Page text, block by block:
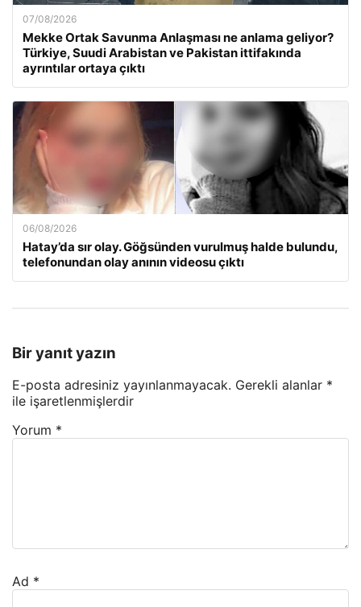
07/08/2026
Mekke Ortak Savunma Anlaşması ne anlama geliyor?
Türkiye, Suudi Arabistan ve Pakistan ittifakında
ayrıntılar ortaya çıktı
06/08/2026
Hatay’da sır olay. Göğsünden vurulmuş halde bulundu,
telefonundan olay anının videosu çıktı
Bir yanıt yazın
E-posta adresiniz yayınlanmayacak. Gerekli alanlar *
ile işaretlenmişlerdir
Yorum *
Ad *